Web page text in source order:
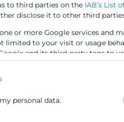
to third parties on the IAB’s List
disclose it to other third
or more Google services and
to your visit or usage
and its third-party tags to
Google consent section.
personal data.
Cámara
Comercio de
la fundación
Cámara
informe
del